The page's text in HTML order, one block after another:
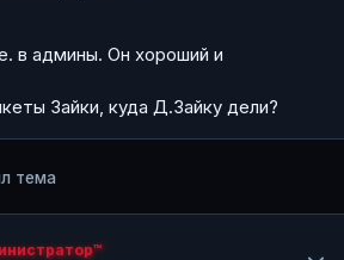
в админы. Он хороший и
Зайки, куда Д.Зайку дели?
тема